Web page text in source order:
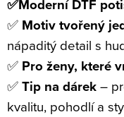
✅Moderní DTF
✅ Motiv tvořený
nápaditý detail s
✅ Pro ženy, které
✅Tip na dárek–
kvalitu, pohodlí a